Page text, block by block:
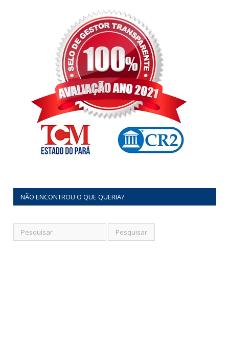
NÃO ENCONTROU O QUE QUERIA?